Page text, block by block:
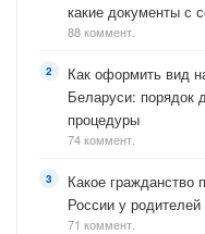
какие документы с
88 коммент.
Как оформить вид
Беларуси: порядок
процедуры
74 коммент.
Какое гражданство
России у родителей
71 коммент.